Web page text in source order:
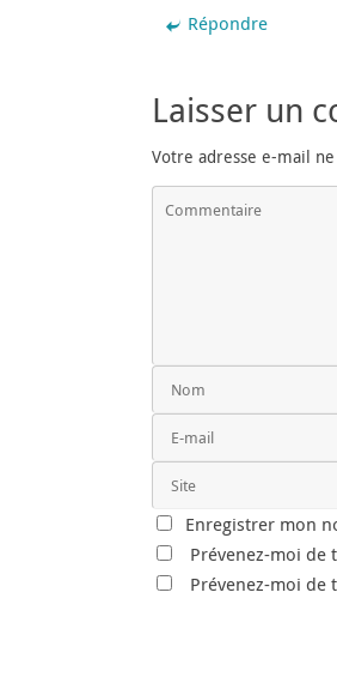
Répondre
Laisser un
Votre adresse e-mail
Enregistrer mon
Prévenez-moi de
Prévenez-moi de